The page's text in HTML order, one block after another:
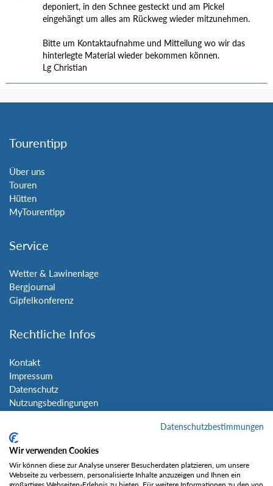
deponiert, in den Schnee gesteckt und am Pickel
eingehängt um alles am Rückweg wieder mitzunehmen.
Bitte um Kontaktaufnahme und Mitteilung wo wir das
hinterlegte Material wieder bekommen können.
Lg Christian
Tourentipp
Über uns
Touren
Hütten
MyTourentipp
Service
Wetter & Lawinenlage
Bergjournal
Gipfelkonferenz
Rechtliche Infos
Kontakt
Impressum
Datenschutz
Nutzungsbedingungen
Social Media
Datenschutzbestimmungen
Wir verwenden Cookies
Wir können diese zur Analyse unserer Besucherdaten platzieren, um unsere
Webseite zu verbessern, personalisierte Inhalte anzuzeigen und Ihnen ein